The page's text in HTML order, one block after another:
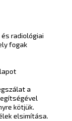
radiológiai
fogak
a
kötjük.
elsimítása.